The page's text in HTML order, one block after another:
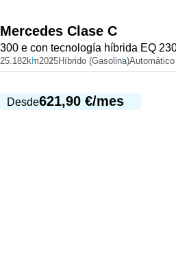
Mercedes Clase C
300 e con tecnología híbrida EQ
25.182km2025Híbrido (Gasolina)Automático
Desde621,90 €/mes